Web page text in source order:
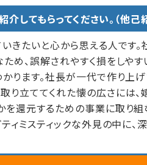
してもらってください。（他己
きたいと心から思える人です
め、誤解されやすく損をしや
ります。社長が一代で作り上
立ててくれた懐の広さには、
還元するための事業に取り
ィミスティックな外見の中に